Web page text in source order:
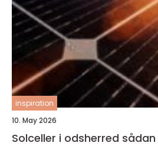
inspiration
10. May 2026
Solceller i odsherred sådan får du mest ud af